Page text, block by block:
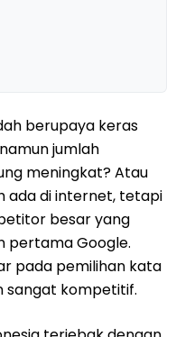
berupaya keras
jumlah
meningkat? Atau
ada di internet, tetapi
besar yang
pertama Google.
pada pemilihan kata
sangat kompetitif.